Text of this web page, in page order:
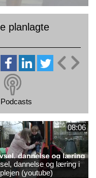
planlagte
Podcasts
08:06
dannelse og læring i
(youtube)